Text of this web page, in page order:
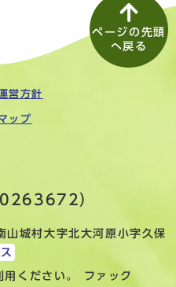
ページの先頭
へ戻る
営方針
ップ
）
城村大字北大河原小字久保
ください。 ファック